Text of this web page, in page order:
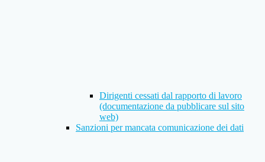
Dirigenti cessati dal rapporto di lavoro
(documentazione da pubblicare sul sito
web)
Sanzioni per mancata comunicazione dei dati